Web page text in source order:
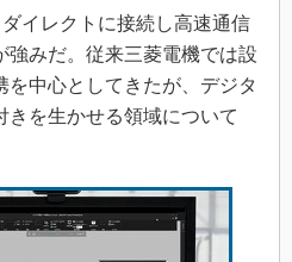
イレクトに接続し高速通信
強みだ。従来三菱電機では設
中心としてきたが、デジタ
きを生かせる領域について